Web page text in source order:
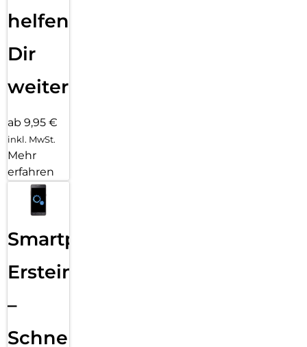
helfen
Dir
weiter
ab 9,95 €
inkl. MwSt.
Mehr
erfahren
Smartphone
Ersteinrichtung
–
Schnelle